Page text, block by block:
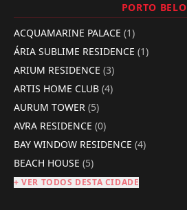
PORTO BELO
ACQUAMARINE PALACE (1)
ÁRIA SUBLIME RESIDENCE (1)
ARIUM RESIDENCE (3)
ARTIS HOME CLUB (4)
AURUM TOWER (5)
AVRA RESIDENCE (0)
BAY WINDOW RESIDENCE (4)
BEACH HOUSE (5)
+ VER TODOS DESTA CIDADE